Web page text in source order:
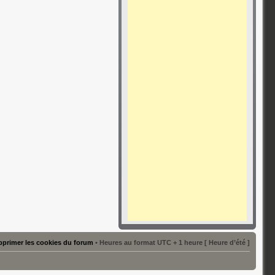
les cookies du forum • Heures au format UTC + 1 heure [ Heure d’été ]